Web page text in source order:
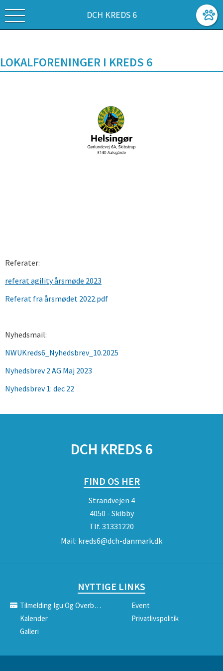
DCH KREDS 6
LOKALFORENINGER I KREDS 6
Referater:
referat agility årsmøde 2023
Referat fra årsmødet 2022.pdf
Nyhedsmail:
NWUKreds6_Nyhedsbrev_10.2025
Nyhedsbrev 2 AG Maj 2023
Nyhedsbrev 1: dec 22
DCH KREDS 6
FIND OS HER
Strandvejen 4
4050 - Skibby
Tlf. 31331220
Mail: kreds6@dch-danmark.dk
NYTTIGE LINKS
Tilmelding Igu Og Overbygning
Event
Kalender
Privatlivspolitik
Galleri